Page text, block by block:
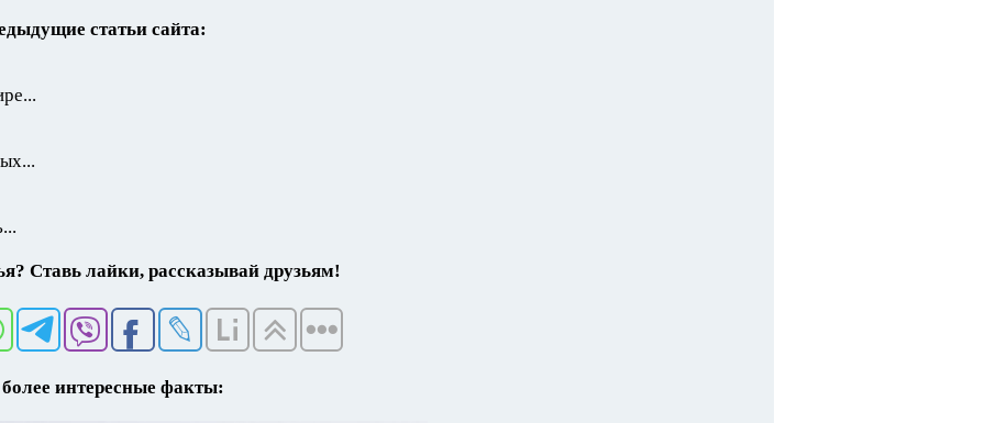
статьи сайта:
Ставь лайки, рассказывай друзьям!
интересные факты: